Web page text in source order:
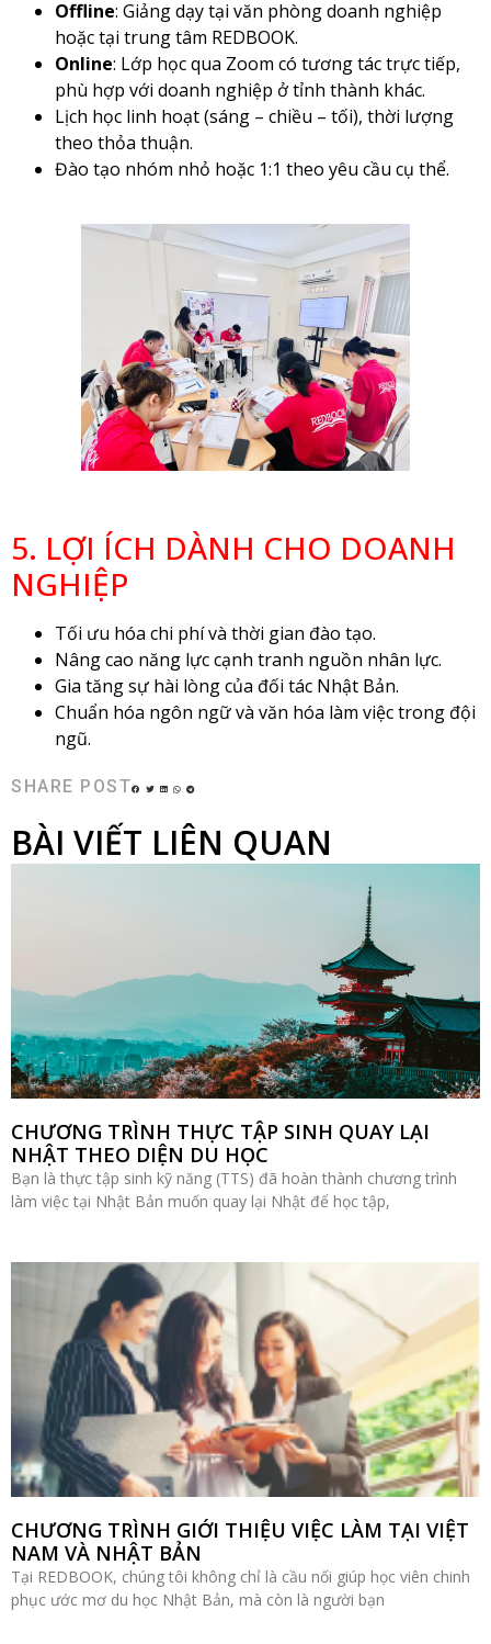
Offline: Giảng dạy tại văn phòng doanh nghiệp
hoặc tại trung tâm REDBOOK.
Online: Lớp học qua Zoom có tương tác trực tiếp,
phù hợp với doanh nghiệp ở tỉnh thành khác.
Lịch học linh hoạt (sáng – chiều – tối), thời lượng
theo thỏa thuận.
Đào tạo nhóm nhỏ hoặc 1:1 theo yêu cầu cụ thể.
5. LỢI ÍCH DÀNH CHO DOANH
NGHIỆP
Tối ưu hóa chi phí và thời gian đào tạo.
Nâng cao năng lực cạnh tranh nguồn nhân lực.
Gia tăng sự hài lòng của đối tác Nhật Bản.
Chuẩn hóa ngôn ngữ và văn hóa làm việc trong đội
ngũ.
SHARE POST
BÀI VIẾT LIÊN QUAN
CHƯƠNG TRÌNH THỰC TẬP SINH QUAY LẠI
NHẬT THEO DIỆN DU HỌC
Bạn là thực tập sinh kỹ năng (TTS) đã hoàn thành chương trình
làm việc tại Nhật Bản muốn quay lại Nhật để học tập,
CHƯƠNG TRÌNH GIỚI THIỆU VIỆC LÀM TẠI VIỆT
NAM VÀ NHẬT BẢN
Tại REDBOOK, chúng tôi không chỉ là cầu nối giúp học viên chinh
phục ước mơ du học Nhật Bản, mà còn là người bạn